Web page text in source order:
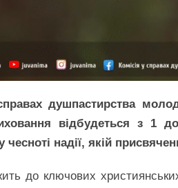
душпастирства
відбудеться з 1
чесноті надії, якій
до ключових